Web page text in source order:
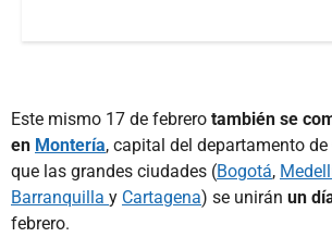
Este mismo 17 de febrero también se
en Montería, capital del departamento de
que las grandes ciudades (Bogotá,
Barranquilla y Cartagena) se unirán un
febrero.